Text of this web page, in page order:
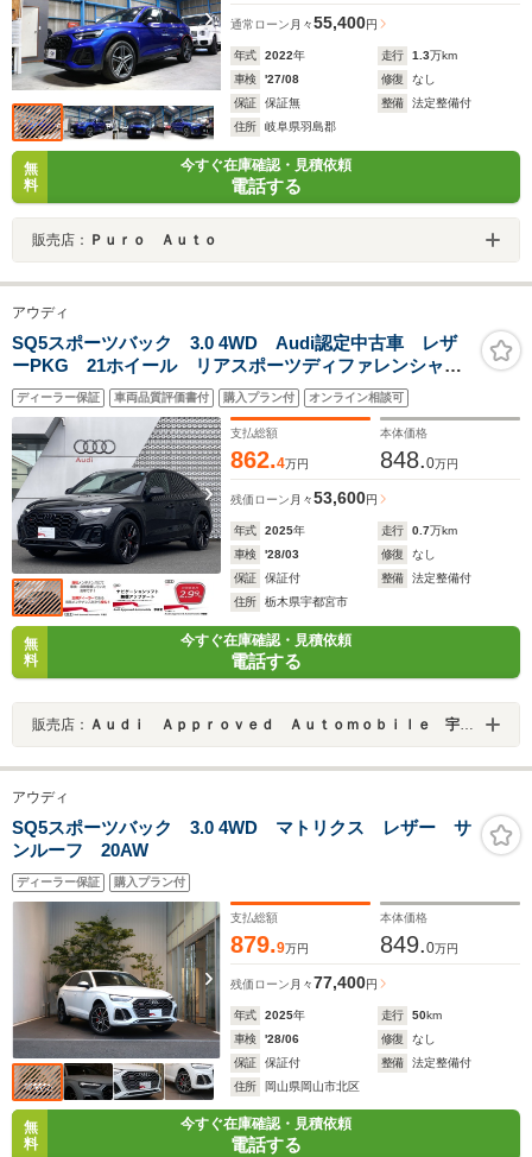
通常ローン 月々55,400円
年式 2022年 走行 1.3万km
車検
'27/08 修復
なし
保証
保証無 整備
法定整備付
住所
岐阜県羽島郡
無
料
今すぐ在庫確認・見積依頼
電話する
販売店： Ｐｕｒｏ Ａｕｔｏ
アウディ
SQ5スポーツバック 3.0 4WD Audi認定中古車 レザ
ーPKG 21ホイール リアスポーツディファレンシャ
ル アダプティブSスポーツエアサス ブラックスタイ
ル プライバシーガラス レッドキャリパー コンフォ
ートP 電動リアゲート
ディーラー保証 車両品質評価書付 購入プラン付 オンライン相談可
支払総額
862.4万円
本体価格
848.0万円
残価ローン 月々53,600円
年式 2025年 走行 0.7万km
車検
'28/03 修復
なし
保証
保証付 整備
法定整備付
住所
栃木県宇都宮市
無
料
今すぐ在庫確認・見積依頼
電話する
販売店： Ａｕｄｉ Ａｐｐｒｏｖｅｄ Ａｕｔｏｍｏｂｉｌｅ 宇都宮
アウディ
SQ5スポーツバック 3.0 4WD マトリクス レザー サ
ンルーフ 20AW
ディーラー保証 購入プラン付
支払総額
879.9万円
本体価格
849.0万円
残価ローン 月々77,400円
年式 2025年 走行 50km
車検
'28/06 修復
なし
保証
保証付 整備
法定整備付
住所
岡山県岡山市北区
無
料
今すぐ在庫確認・見積依頼
電話する